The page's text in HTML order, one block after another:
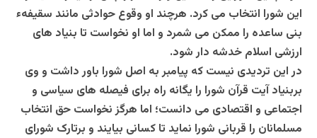
این شورا انتخاب می کرد. هرچند او وقوع حوادثی مانند سقیفهء
بنی ساعده را ممکن می شمرد و اما او نخواست تا بنیاد های
ارزشی اسلام خدشه دار شود.
در این تردیدی نیست که پیامبر به اصل شورا باور داشت و وی
بربنیاد آیت قرآن شورا را یگانه راه برای فیصله های سیاسی و
اجتماعی و اقتصادی می دانست؛ اما هرگز نخواست حق انتخاب
مسلمانان را قربانی شورا نماید تا کسانی بیایند و برتارک شورای